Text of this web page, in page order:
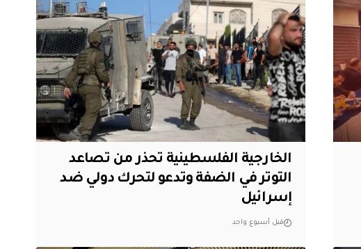
الخارجية الفلسطينية تحذر من تصاعد
التوتر في الضفة وتدعو لتحرك دولي ضد
إسرائيل
قبل أسبوع واحد